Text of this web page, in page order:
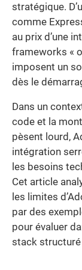
stratégique.
comme
au prix d’une
frameworks «
imposent un
dès le
Dans un
code et la
pèsent lourd,
intégration
les besoins
Cet article
les limites
par des
pour évaluer
stack structuré